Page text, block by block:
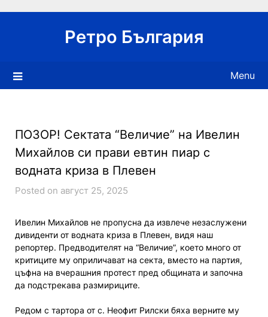
Ретро България
Menu
ПОЗОР! Сектата “Величие” на Ивелин
Михайлов си прави евтин пиар с
водната криза в Плевен
Posted on август 25, 2025
Ивелин Михайлов не пропусна да извлече незаслужени
дивиденти от водната криза в Плевен, видя наш
репортер. Предводителят на “Величие”, което много от
критиците му оприличават на секта, вместо на партия,
цъфна на вчерашния протест пред общината и започна
да подстрекава размириците.
Редом с тартора от с. Неофит Рилски бяха верните му